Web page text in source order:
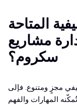
المتاحة
مشاريع
سكروم؟
مجزٍ ومتنوع. فإلى
المهارات والفهم